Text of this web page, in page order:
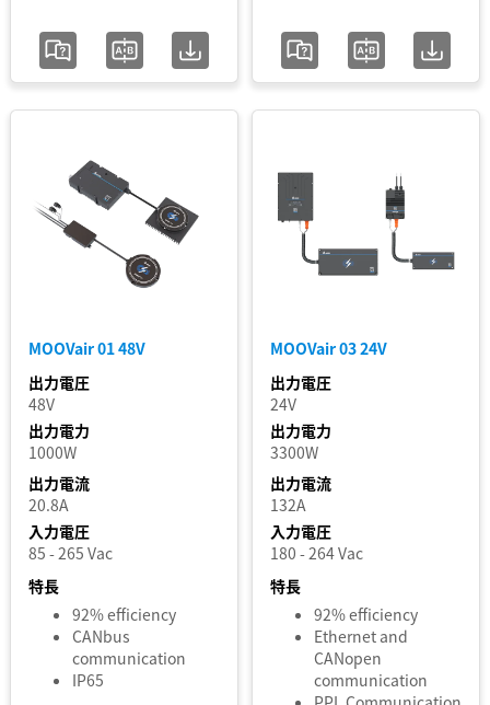
Input
Voltage
追加 / フィルター
を削除
フィルターを外す
MOOVair 01 48V
出力電圧
48V
出力電力
1000W
出力電流
20.8A
入力電圧
85 - 265 Vac
特長
92% efficiency
CANbus
communication
IP65
MOOVair 03 24V
出力電圧
24V
出力電力
3300W
出力電流
132A
入力電圧
180 - 264 Vac
特長
92% efficiency
Ethernet and
CANopen
communication